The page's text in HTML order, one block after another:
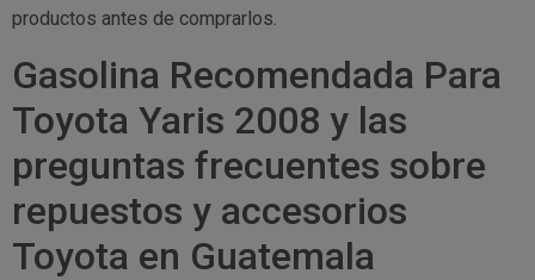
productos antes de comprarlos.
Gasolina Recomendada Para
Toyota Yaris 2008 y las
preguntas frecuentes sobre
repuestos y accesorios
Toyota en Guatemala